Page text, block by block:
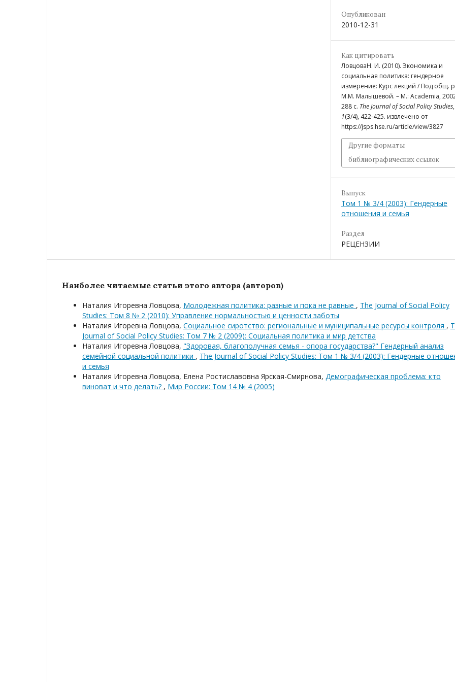
Опубликован
2010-12-31
Как цитировать
ЛовцоваН. И. (2010). Экономика и
социальная политика: гендерное
измерение: Курс лекций / Под общ.
М.М. Малышевой. – М.: Academia,
288 с. The Journal of Social Policy Studies,
1(3/4), 422-425. извлечено от
https://jsps.hse.ru/article/view/3827
Другие форматы
библиографических ссылок
Выпуск
Том 1 № 3/4 (2003): Гендерные
отношения и семья
Раздел
РЕЦЕНЗИИ
Наиболее читаемые статьи этого автора (авторов)
Наталия Игоревна Ловцова, Молодежная политика: разные и пока не равные , The Journal of Social Policy
Studies: Том 8 № 2 (2010): Управление нормальностью и ценности заботы
Наталия Игоревна Ловцова, Социальное сиротство: региональные и муниципальные ресурсы контроля ,
Journal of Social Policy Studies: Том 7 № 2 (2009): Социальная политика и мир детства
Наталия Игоревна Ловцова, "Здоровая, благополучная семья - опора государства?" Гендерный анализ
семейной социальной политики , The Journal of Social Policy Studies: Том 1 № 3/4 (2003): Гендерные
и семья
Наталия Игоревна Ловцова, Елена Ростиславовна Ярская-Смирнова, Демографическая проблема: кто
виноват и что делать? , Мир России: Том 14 № 4 (2005)